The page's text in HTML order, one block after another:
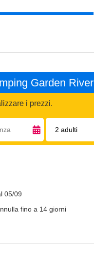
Garden River
i prezzi.
Adulti:
05/09
fino a 14 giorni